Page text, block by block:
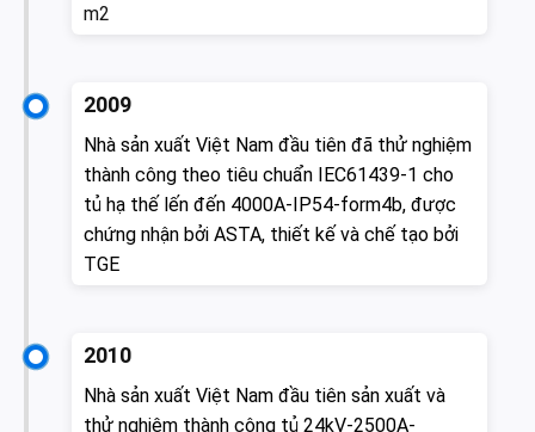
m2
2009
Nhà sản xuất Việt Nam đầu tiên đã thử nghiệm
thành công theo tiêu chuẩn IEC61439-1 cho
tủ hạ thế lến đến 4000A-IP54-form4b, được
chứng nhận bởi ASTA, thiết kế và chế tạo bởi
TGE
2010
Nhà sản xuất Việt Nam đầu tiên sản xuất và
thử nghiệm thành công tủ 24kV-2500A-